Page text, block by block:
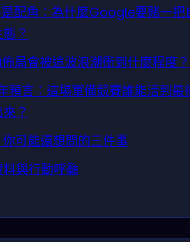
是配角：為什麼Google要賭一把
？
局會被這波浪潮衝到什麼程度？
預言：這場軍備競賽誰能活到最
？
你可能還想問的三件事
料與行動呼籲